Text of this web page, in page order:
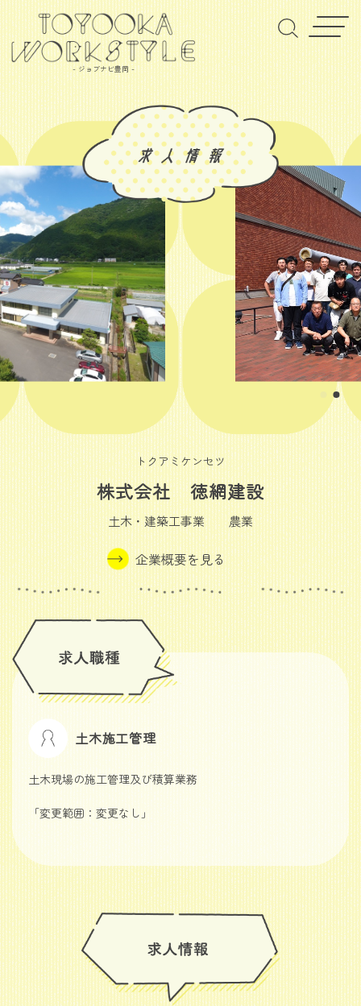
- ジョブナビ豊岡 -
トクアミケンセツ
株式会社 徳網建設
土木・建築工事業 農業
企業概要を見る
土木施工管理
土木現場の施工管理及び積算業務
「変更範囲：変更なし」